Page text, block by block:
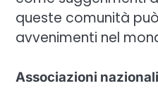
queste comunità
avvenimenti nel
Associazioni